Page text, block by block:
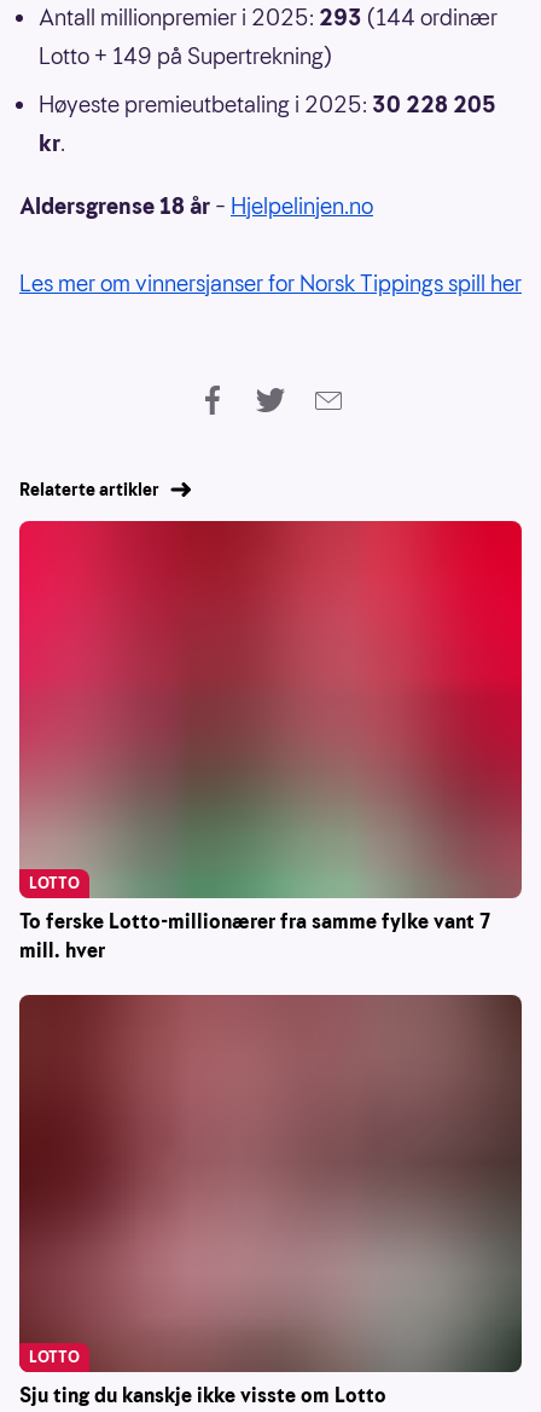
Antall millionpremier i 2025: 293 (144 ordinær
Lotto + 149 på Supertrekning)
Høyeste premieutbetaling i 2025: 30 228 205
kr.
Aldersgrense 18 år – Hjelpelinjen.no
Les mer om vinnersjanser for Norsk Tippings spill her
Relaterte artikler
To ferske Lotto-millionærer fra samme fylke vant 7
mill. hver
LOTTO
Sju ting du kanskje ikke visste om Lotto
LOTTO